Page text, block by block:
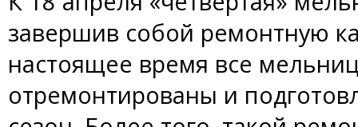
завершив собой ремонтную
настоящее время все
отремонтированы и